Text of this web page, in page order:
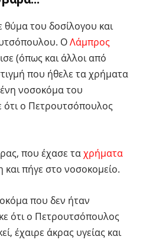
του δοσίλογου και
ΟΛάμπρος
(όπως και άλλοι από
που ήθελε τα χρήματα
νοσοκόμα του
ότι ο Πετρουτσόπουλος
που έχασε ταχρήματα
πήγε στο νοσοκομείο.
που δεν ήταν
ότι ο Πετρουτσόπουλος
έχαιρε άκρας υγείας και